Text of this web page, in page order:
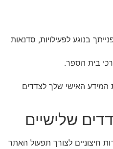
בנוגע לפעילויות, סדנאות
בית הספר.
המידע האישי שלך לצדדים
שלישיים
חיצוניים לצורך תפעול האתר